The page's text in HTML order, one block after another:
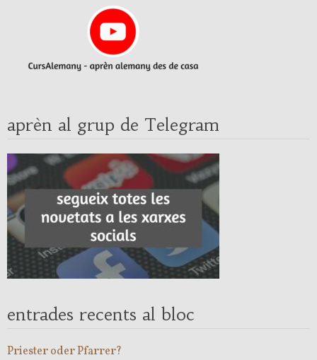
aprèn al grup de Telegram
entrades recents al bloc
Priester oder Pfarrer?